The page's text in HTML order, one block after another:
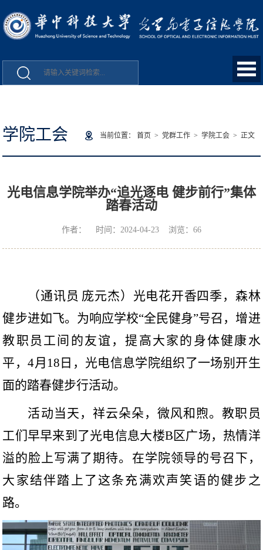
学院工会 当前位置： 首页 > 党群工作> 学院工会> 正文
光电信息学院举办“追光逐电 健步前行”集体
踏春活动
作者： 时间：2024-04-23 浏览： 66
（通讯员 庞元杰）光电花开香四季，森林
健步进如飞。为响应学校“全民健身”号召，增进
教职员工间的友谊，提高大家的身体健康水
平，4月 18 日，光电信息学院组织了一场别开生
面的踏春健步行活动。
活动当天，祥云朵朵，微风和煦。教职员
工们早早来到了光电信息大楼B 区广场，热情洋
溢的脸上写满了期待。在学院领导的号召下，
大家结伴踏上了这条充满欢声笑语的健步之
路。